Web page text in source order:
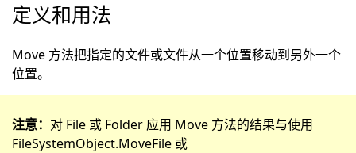
定义和用法
Move 方法把指定的文件或文件从一个位置移动到另外一个
位置。
注意： 对 File 或 Folder 应用 Move 方法的结果与使用
FileSystemObject.MoveFile 或